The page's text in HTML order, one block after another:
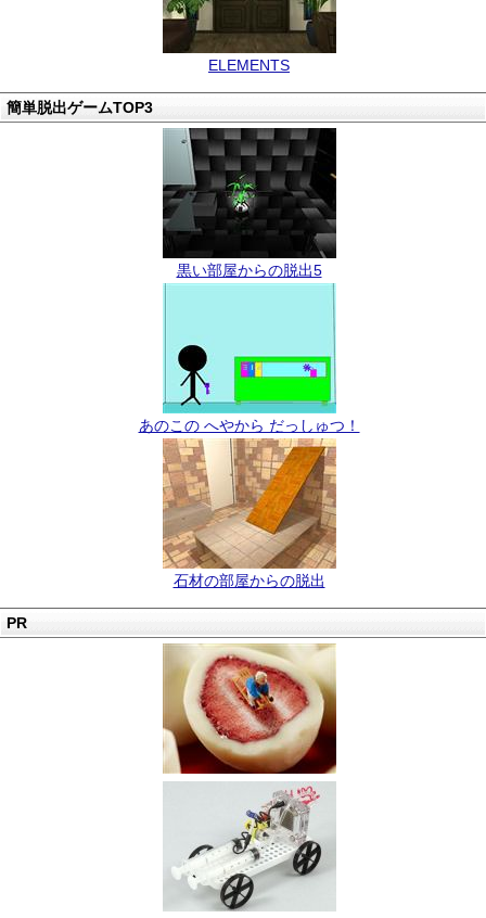
ELEMENTS
簡単脱出ゲームTOP3
黒い部屋からの脱出5
あのこの へやから だっしゅつ！
石材の部屋からの脱出
PR